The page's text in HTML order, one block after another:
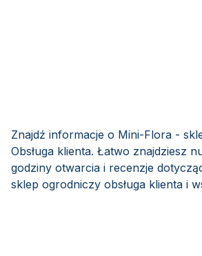
Znajdź informacje o Mini-Flora -
Obsługa klienta. Łatwo znajdziesz
godziny otwarcia i recenzje
sklep ogrodniczy obsługa klienta i